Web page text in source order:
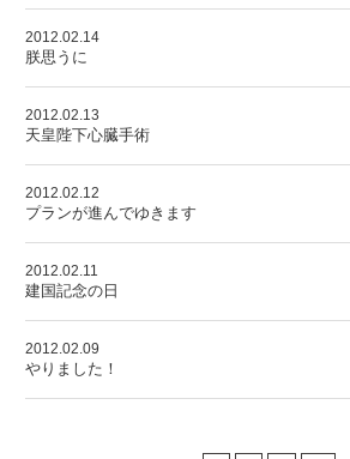
2012.02.14
朕思うに
2012.02.13
天皇陛下心臓手術
2012.02.12
プランが進んでゆきます
2012.02.11
建国記念の日
2012.02.09
やりました！